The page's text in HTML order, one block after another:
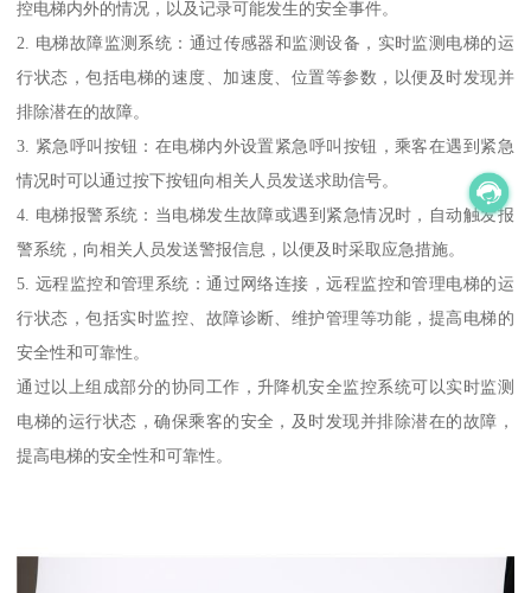
控电梯内外的情况，以及记录可能发生的安全事件。
2. 电梯故障监测系统：通过传感器和监测设备，实时监测电梯的运
行状态，包括电梯的速度、加速度、位置等参数，以便及时发现并
排除潜在的故障。
3. 紧急呼叫按钮：在电梯内外设置紧急呼叫按钮，乘客在遇到紧急
情况时可以通过按下按钮向相关人员发送求助信号。
4. 电梯报警系统：当电梯发生故障或遇到紧急情况时，自动触发报
警系统，向相关人员发送警报信息，以便及时采取应急措施。
5. 远程监控和管理系统：通过网络连接，远程监控和管理电梯的运
行状态，包括实时监控、故障诊断、维护管理等功能，提高电梯的
安全性和可靠性。
通过以上组成部分的协同工作，升降机安全监控系统可以实时监测
电梯的运行状态，确保乘客的安全，及时发现并排除潜在的故障，
提高电梯的安全性和可靠性。